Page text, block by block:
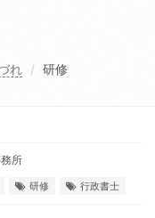
れ 研修
所
研修 行政書士